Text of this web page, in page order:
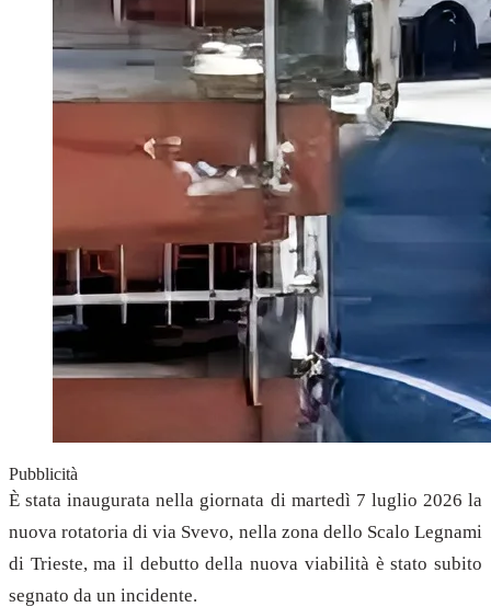
Pubblicità
È stata inaugurata nella giornata di martedì 7 luglio 2026 la
nuova rotatoria di via Svevo, nella zona dello Scalo Legnami
di Trieste, ma il debutto della nuova viabilità è stato subito
segnato da un incidente.